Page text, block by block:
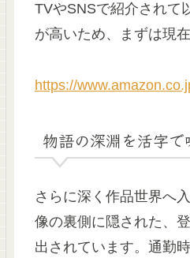
TVやSNSで紹介されて
が高いため、まずは現
https://
物語の深淵を活字
さらに深く作品世界へ
像の裏側に隠された、
出されています。通勤